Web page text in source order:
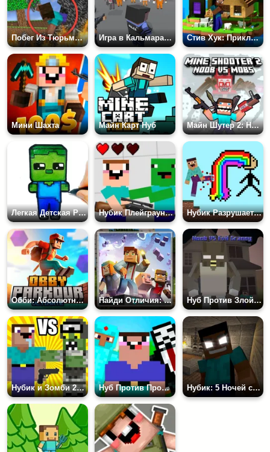
Побег Из Тюрьмы в Майнблок! Разрушение! Игра в Кальмара: Тюрьма Стив Хук: Приключение Майнкрафт
Мини Шахта Майн Карт Нуб Майн Шутер 2: Новичок Против Мобов
Легкая Детская Раскраска: Майнкрафт Нубик Плейграунд Битва Мод Нубик Разрушает Стены
Обби: Абсолютный Паркур Найди Отличия: Майнкрафт Нуб Против Злой Гренни
Нубик и Зомби 2 Платформер Нуб Против Профи Против Хакера Против Бога 1 Нубик: 5 Ночей с Херобрином